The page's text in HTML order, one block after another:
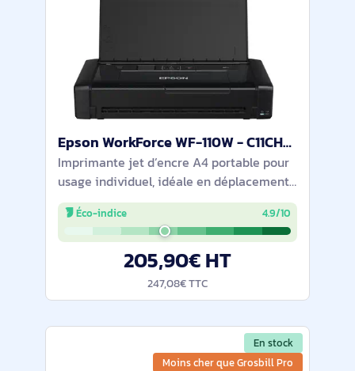
Epson WorkForce WF-110W - C11CH25401
Imprimante jet d’encre A4 portable pour
usage individuel, idéale en déplacement.
Légère (1,6 kg) avec batterie intégrée
rechargeable via USB. Encres
pigmentaires et résolution 5760 x 1440
Éco-indice 4.9/10
205,90€ HT
247,08€ TTC
En stock
Moins cher que Grosbill Pro